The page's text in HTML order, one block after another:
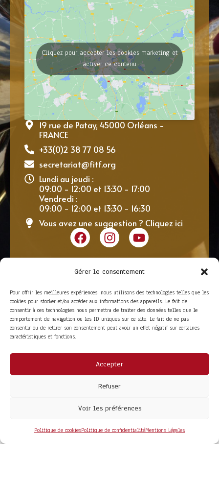
Gérer le consentement
Pour offrir les meilleures expériences, nous utilisons des technologies telles que les
cookies pour stocker et/ou accéder aux informations des appareils. Le fait de
consentir à ces technologies nous permettra de traiter des données telles que le
comportement de navigation ou les ID uniques sur ce site. Le fait de ne pas
consentir ou de retirer son consentement peut avoir un effet négatif sur certaines
caractéristiques et fonctions.
Accepter
Refuser
Voir les préférences
Politique de cookiesPolitique de confidentialitéMentions Légales
Cliquez pour accepter les cookies marketing et
activer ce contenu
19 rue de Patay, 45000 Orléans -
FRANCE
+33(0)2 38 77 08 56
secretariat@fitf.org
Lundi au jeudi :
09:00 - 12:00 et 13:30 - 17:00
Vendredi :
09:00 - 12:00 et 13:30 - 16:30
Vous avez une suggestion ? Cliquez ici
Adhérer
Conditions Générales de Vente
Mentions Légales